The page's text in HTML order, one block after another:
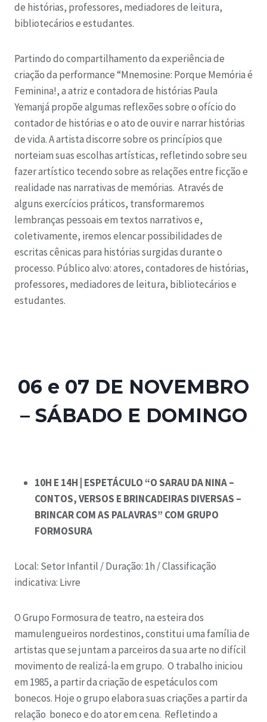
de histórias, professores, mediadores de leitura,
bibliotecários e estudantes.
Partindo do compartilhamento da experiência de
criação da performance “Mnemosine: Porque Memória é
Feminina!, a atriz e contadora de histórias Paula
Yemanjá propõe algumas reflexões sobre o ofício do
contador de histórias e o ato de ouvir e narrar histórias
de vida. A artista discorre sobre os princípios que
norteiam suas escolhas artísticas, refletindo sobre seu
fazer artístico tecendo sobre as relações entre ficção e
realidade nas narrativas de memórias. Através de
alguns exercícios práticos, transformaremos
lembranças pessoais em textos narrativos e,
coletivamente, iremos elencar possibilidades de
escritas cênicas para histórias surgidas durante o
processo. Público alvo: atores, contadores de histórias,
professores, mediadores de leitura, bibliotecários e
estudantes.
06 e 07 DE NOVEMBRO
– SÁBADO E DOMINGO
10H E 14H | ESPETÁCULO “O SARAU DA NINA –
CONTOS, VERSOS E BRINCADEIRAS DIVERSAS –
BRINCAR COM AS PALAVRAS” COM GRUPO
FORMOSURA
Local: Setor Infantil /Duração: 1h /Classificação
indicativa: Livre
O Grupo Formosura de teatro, na esteira dos
mamulengueiros nordestinos, constitui uma família de
artistas que se juntam a parceiros da sua arte no difícil
movimento de realizá-la em grupo. O trabalho iniciou
em 1985, a partir da criação de espetáculos com
bonecos. Hoje o grupo elabora suas criações a partir da
relação boneco e do ator em cena. Refletindo a